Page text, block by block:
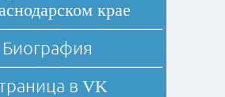
крае
Биография
в VK